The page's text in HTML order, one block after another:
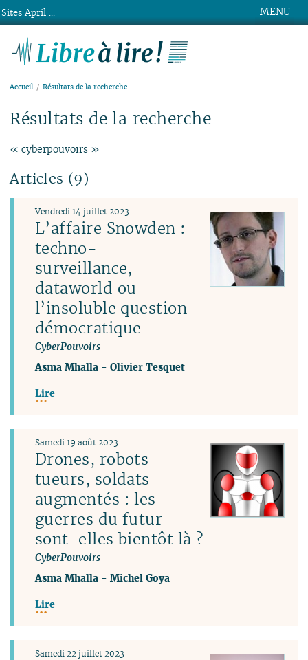
MENU
Accueil Résultats de la recherche
Résultats de la recherche
« cyberpouvoirs »
Articles (9)
L’affaire Snowden :
techno-
surveillance,
dataworld ou
l’insoluble question
démocratique
CyberPouvoirs
Vendredi 14 juillet 2023
Asma Mhalla -Olivier Tesquet
Lire
Drones, robots
tueurs, soldats
augmentés : les
guerres du futur
sont-elles bientôt là ?
CyberPouvoirs
Samedi 19 août 2023
Asma Mhalla -Michel Goya
Lire
Samedi 22 juillet 2023
Sites April ...